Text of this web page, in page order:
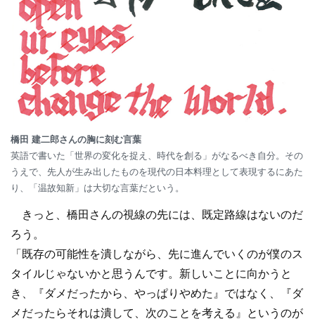
橋田 建二郎さんの胸に刻む言葉
英語で書いた「世界の変化を捉え、時代を創る」がなるべき自分。その
うえで、先人が生み出したものを現代の日本料理として表現するにあた
り、「温故知新」は大切な言葉だという。
きっと、橋田さんの視線の先には、既定路線はないのだ
ろう。
「既存の可能性を潰しながら、先に進んでいくのが僕のス
タイルじゃないかと思うんです。新しいことに向かうと
き、『ダメだったから、やっぱりやめた』ではなく、『ダ
メだったらそれは潰して、次のことを考える』というのが